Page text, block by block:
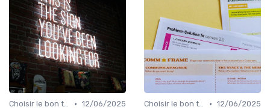
Choisir le bon type de crédit • 12/06/2025
Choisir le bon type de crédit • 12/06/2025